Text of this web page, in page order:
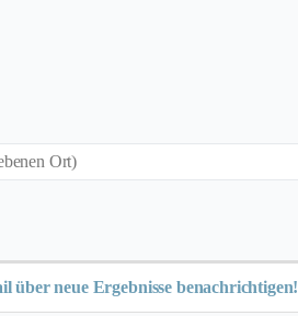
über neue Ergebnisse benachrichtigen!